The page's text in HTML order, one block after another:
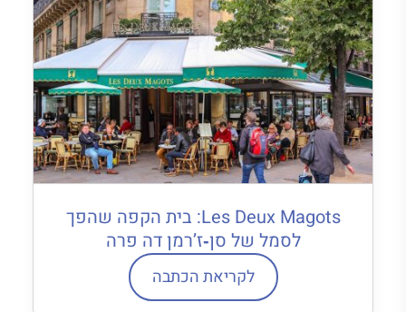
Les Deux Magots: בית הקפה שהפך
לסמל של סן‐ז’רמן דה פרה
לקריאת הכתבה